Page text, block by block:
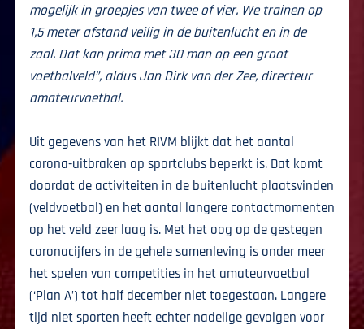
mogelijk in groepjes van twee of vier. We trainen op
1,5 meter afstand veilig in de buitenlucht en in de
zaal. Dat kan prima met 30 man op een groot
voetbalveld”, aldus Jan Dirk van der Zee, directeur
amateurvoetbal.
Uit gegevens van het RIVM blijkt dat het aantal
corona-uitbraken op sportclubs beperkt is. Dat komt
doordat de activiteiten in de buitenlucht plaatsvinden
(veldvoetbal) en het aantal langere contactmomenten
op het veld zeer laag is. Met het oog op de gestegen
coronacijfers in de gehele samenleving is onder meer
het spelen van competities in het amateurvoetbal
(‘Plan A’) tot half december niet toegestaan. Langere
tijd niet sporten heeft echter nadelige gevolgen voor